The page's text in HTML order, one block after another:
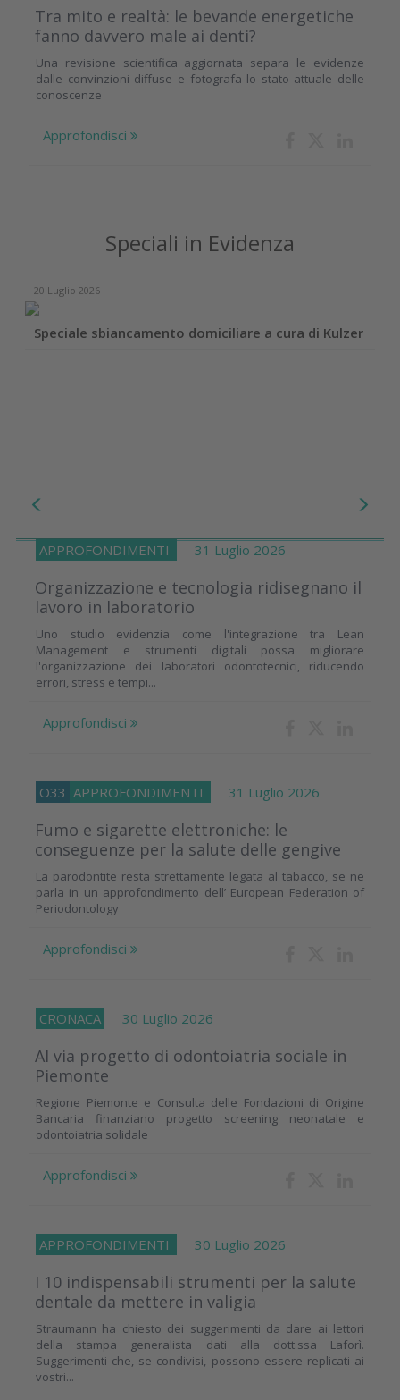
Tra mito e realtà: le bevande energetiche
fanno davvero male ai denti?
Una revisione scientifica aggiornata separa le evidenze
dalle convinzioni diffuse e fotografa lo stato attuale delle
conoscenze
Approfondisci
Speciali in Evidenza
20 Luglio 2026
Speciale sbiancamento domiciliare a cura di Kulzer
APPROFONDIMENTI 31 Luglio 2026
Organizzazione e tecnologia ridisegnano il
lavoro in laboratorio
Uno studio evidenzia come l'integrazione tra Lean
Management e strumenti digitali possa migliorare
l'organizzazione dei laboratori odontotecnici, riducendo
errori, stress e tempi...
Approfondisci
O33 APPROFONDIMENTI 31 Luglio 2026
Fumo e sigarette elettroniche: le
conseguenze per la salute delle gengive
La parodontite resta strettamente legata al tabacco, se ne
parla in un approfondimento dell’ European Federation of
Periodontology
Approfondisci
CRONACA 30 Luglio 2026
Al via progetto di odontoiatria sociale in
Piemonte
Regione Piemonte e Consulta delle Fondazioni di Origine
Bancaria finanziano progetto screening neonatale e
odontoiatria solidale
Approfondisci
APPROFONDIMENTI 30 Luglio 2026
I 10 indispensabili strumenti per la salute
dentale da mettere in valigia
Straumann ha chiesto dei suggerimenti da dare ai lettori
della stampa generalista dati alla dott.ssa Laforì.
Suggerimenti che, se condivisi, possono essere replicati ai
vostri...